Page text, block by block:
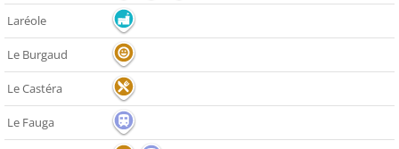
Laréole
Le Burgaud
Le Castéra
Le Fauga